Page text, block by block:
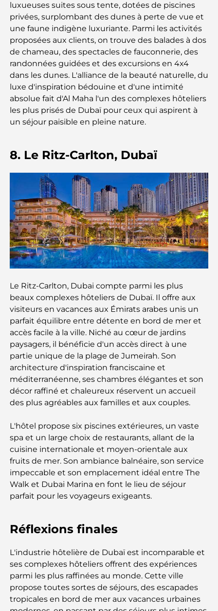
Meilleurs restaurants pour un déjeuner d'affaires
au DIFC
Les marques de vêtements les plus chères au
monde
Architecture ottomane : un riche héritage d'art,
de culture et d'empire
Comment choisir un conseiller financier à Dubaï ?
Les jets privés les plus chers : immersion dans
Les bagues de fiançailles les plus chères du
monde
Écoles indiennes à Dubaï : Le guide ultime pour
les parents
Découverte des sites emblématiques d'Abu Dhabi
Écoles à Abou Dhabi : Le guide ultime des
meilleures écoles de la capitale
Restaurants à Abou Dhabi : un tour savoureux de
la capitale
Gyms in Abu Dhabi: Your Guide to the Best
Fitness Spots in the City
Centres commerciaux à Abou Dhabi : votre guide
ville
Les plus belles plages d'Abu Dhabi pour une
journée parfaite
Les îles incontournables d'Abu Dhabi à découvrir
Abou Dhabi
Les meilleures voitures électriques de luxe :
redéfinir la conduite moderne
Immobilier à Dubaï et à Abou Dhabi :
Comparaison des marchés de l’immobilier de luxe
luxueuses suites sous tente, dotées de piscines
privées, surplombant des dunes à perte de vue et
une faune indigène luxuriante. Parmi les activités
proposées aux clients, on trouve des balades à dos
de chameau, des spectacles de fauconnerie, des
randonnées guidées et des excursions en 4x4
dans les dunes. L'alliance de la beauté naturelle, du
luxe d'inspiration bédouine et d'une intimité
absolue fait d'Al Maha l'un des complexes hôteliers
les plus prisés de Dubaï pour ceux qui aspirent à
un séjour paisible en pleine nature.
8. Le Ritz-Carlton, Dubaï
Le Ritz-Carlton, Dubai compte parmi les plus
beaux complexes hôteliers de Dubaï. Il offre aux
visiteurs en vacances aux Émirats arabes unis un
parfait équilibre entre détente en bord de mer et
accès facile à la ville. Niché au cœur de jardins
paysagers, il bénéficie d'un accès direct à une
partie unique de la plage de Jumeirah. Son
architecture d'inspiration franciscaine et
méditerranéenne, ses chambres élégantes et son
décor raffiné et chaleureux réservent un accueil
des plus agréables aux familles et aux couples.
L'hôtel propose six piscines extérieures, un vaste
spa et un large choix de restaurants, allant de la
cuisine internationale et moyen-orientale aux
fruits de mer. Son ambiance balnéaire, son service
impeccable et son emplacement idéal entre The
Walk et Dubai Marina en font le lieu de séjour
parfait pour les voyageurs exigeants.
Réflexions finales
L'industrie hôtelière de Dubaï est incomparable et
ses complexes hôteliers offrent des expériences
parmi les plus raffinées au monde. Cette ville
propose toutes sortes de séjours, des escapades
tropicales en bord de mer aux vacances urbaines